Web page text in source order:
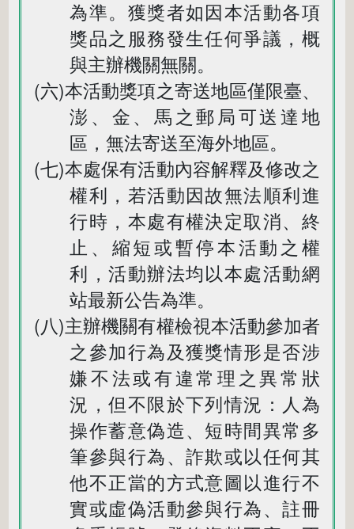
為準。獲獎者如因本活動各項
獎品之服務發生任何爭議，概
與主辦機關無關。
(六)本活動獎項之寄送地區僅限臺、
澎、金、馬之郵局可送達地
區，無法寄送至海外地區。
(七)本處保有活動內容解釋及修改之
權利，若活動因故無法順利進
行時，本處有權決定取消、終
止、縮短或暫停本活動之權
利，活動辦法均以本處活動網
站最新公告為準。
(八)主辦機關有權檢視本活動參加者
之參加行為及獲獎情形是否涉
嫌不法或有違常理之異常狀
況，但不限於下列情況：人為
操作蓄意偽造、短時間異常多
筆參與行為、詐欺或以任何其
他不正當的方式意圖以進行不
實或虛偽活動參與行為、註冊